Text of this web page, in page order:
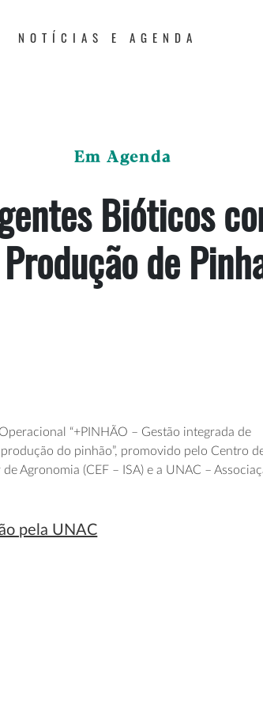
NOTÍCIAS E AGENDA
Em Agenda
Bióticos
de
“+PINHÃO – Gestão integrada de
do pinhão”, promovido pelo Centro
Agronomia (CEF – ISA) e a UNAC –
pela UNAC